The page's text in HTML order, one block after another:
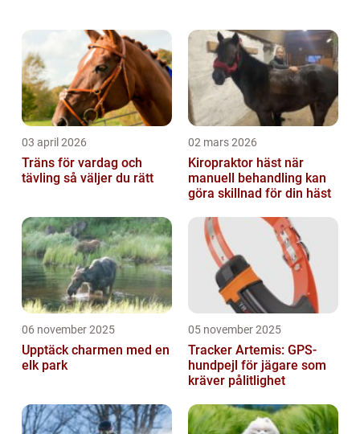
tillhandahålla tillräckligt med utrymme för
deras r...
03 april 2026
Träns för vardag och
tävling så väljer du rätt
02 mars 2026
Kiropraktor häst när
manuell behandling kan
göra skillnad för din häst
06 november 2025
Upptäck charmen med en
elk park
05 november 2025
Tracker Artemis: GPS-
hundpejl för jägare som
kräver pålitlighet